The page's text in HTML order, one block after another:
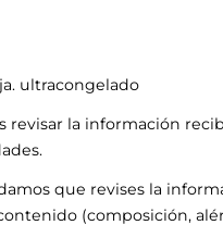
ultracongelado
revisar la información
que revises la
(composición,